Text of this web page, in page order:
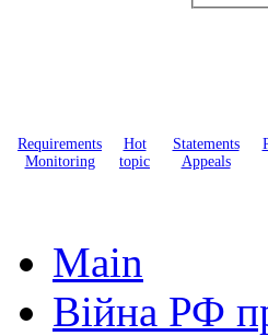
Requirements
Monitoring
Hot
topic
Statements
Appeals
Main
Війна РФ